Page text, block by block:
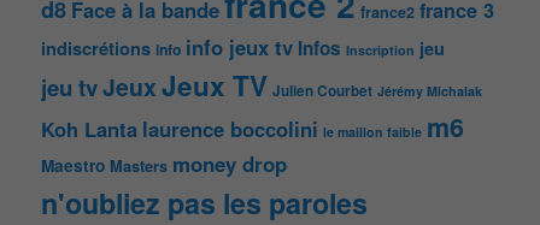
d8 Face à la bande france2 france 3
indiscrétions info info jeux tv Infos Inscription jeu
jeu tvJeuxJeux TV Julien Courbet Jérémy Michalak
Koh Lanta laurence boccolini le maillon faible m6
Maestro Masters money drop
n'oubliez pas les paroles